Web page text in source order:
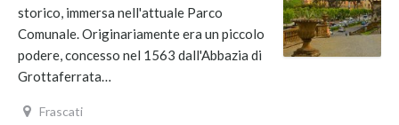
storico, immersa nell'attuale Parco
Comunale. Originariamente era un piccolo
podere, concesso nel 1563 dall'Abbazia di
Grottaferrata…
Frascati